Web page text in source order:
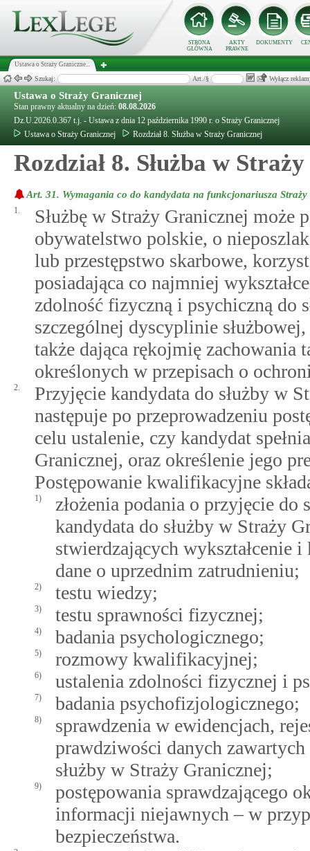
STRONA
GŁÓWNA
AKTY
PRAWNE
DOKUMENTY
Ustawa o Straży Graniczne...
Szukaj: Art./§ Wyłącz
Ustawa o Straży Granicznej
Stan prawny aktualny na dzień: 08.08.2026
Dz.U.2026.0.367 t.j. - Ustawa z dnia 12 października 1990 r. o Straży Granicznej
Ustawa o Straży Granicznej
Rozdział 8. Służba w Straży Granicznej
Rozdział 8. Służba w
Art. 31. Wymagania co do kandydata na funkcjonariusza
1.
Służbę w Straży Granicznej może
obywatelstwo polskie, o
lub przestępstwo skarbowe,
posiadająca co najmniej
zdolność fizyczną i psychiczną do
szczególnej dyscyplinie
także dająca rękojmię
określonych w przepisach o
2.
Przyjęcie kandydata do służby w
następuje po przeprowadzeniu
celu ustalenie, czy kandydat
Granicznej, oraz określenie jego
Postępowanie kwalifikacyjne
1)
złożenia podania o przyjęcie do
kandydata do służby w Straży
stwierdzających wykształcenie
dane o uprzednim zatrudnieniu;
2) testu wiedzy;
3) testu sprawności fizycznej;
4) badania psychologicznego;
5) rozmowy kwalifikacyjnej;
6) ustalenia zdolności fizycznej i
7) badania psychofizjologicznego;
8)
sprawdzenia w ewidencjach,
prawdziwości danych
służby w Straży Granicznej;
9)
postępowania sprawdzającego
informacji niejawnych – w
bezpieczeństwa.